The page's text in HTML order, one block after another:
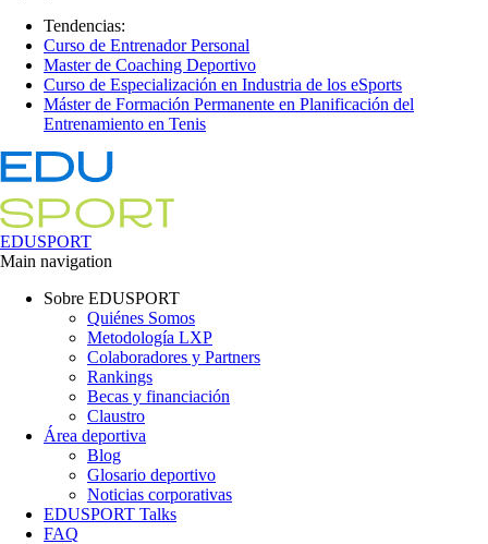
Tendencias:
Curso de Entrenador Personal
Master de Coaching Deportivo
Curso de Especialización en Industria de los eSports
Máster de Formación Permanente en Planificación del
Entrenamiento en Tenis
EDUSPORT
Main navigation
Sobre EDUSPORT
Quiénes Somos
Metodología LXP
Colaboradores y Partners
Rankings
Becas y financiación
Claustro
Área deportiva
Blog
Glosario deportivo
Noticias corporativas
EDUSPORT Talks
FAQ